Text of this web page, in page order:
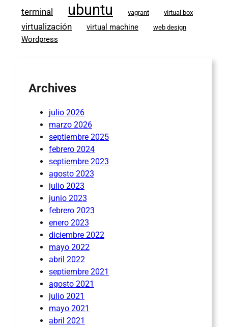
terminal ubuntu vagrant virtual box
virtualización virtual machine web design
Wordpress
Archives
julio 2026
marzo 2026
septiembre 2025
febrero 2024
septiembre 2023
agosto 2023
julio 2023
junio 2023
febrero 2023
enero 2023
diciembre 2022
mayo 2022
abril 2022
septiembre 2021
agosto 2021
julio 2021
mayo 2021
abril 2021